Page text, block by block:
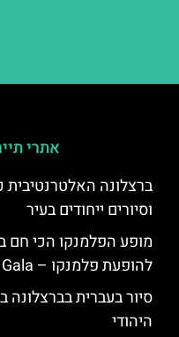
אתרי
ברצלונה
וסיורים ייחודים בעיר
מופע הפלמנקו הכי חם
להופעת פלמנקו – Gran Gala
סיור בעברית בברצלונה
היהודי